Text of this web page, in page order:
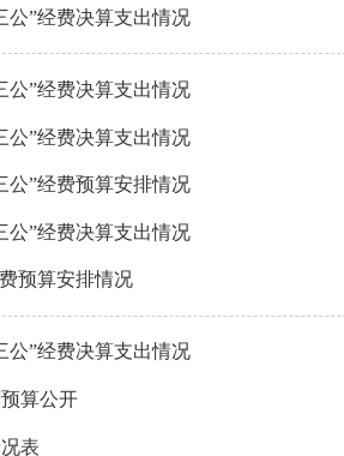
公”经费决算支出情况
公”经费决算支出情况
公”经费决算支出情况
公”经费预算安排情况
公”经费决算支出情况
预算安排情况
公”经费决算支出情况
算公开
表